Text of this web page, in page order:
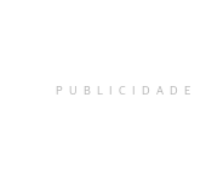
PUBLICIDADE